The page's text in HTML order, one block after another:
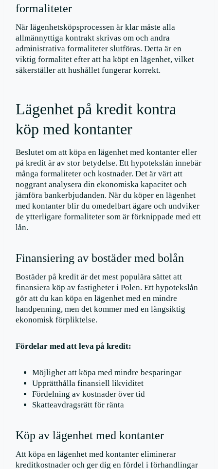
formaliteter
När lägenhetsköpsprocessen är klar måste alla
allmännyttiga kontrakt skrivas om och andra
administrativa formaliteter slutföras. Detta är en
viktig formalitet efter att ha köpt en lägenhet, vilket
säkerställer att hushållet fungerar korrekt.
Lägenhet på kredit kontra
köp med kontanter
Beslutet om att köpa en lägenhet med kontanter eller
på kredit är av stor betydelse. Ett hypotekslån innebär
många formaliteter och kostnader. Det är värt att
noggrant analysera din ekonomiska kapacitet och
jämföra bankerbjudanden. När du köper en lägenhet
med kontanter blir du omedelbart ägare och undviker
de ytterligare formaliteter som är förknippade med ett
lån.
Finansiering av bostäder med bolån
Bostäder på kredit är det mest populära sättet att
finansiera köp av fastigheter i Polen. Ett hypotekslån
gör att du kan köpa en lägenhet med en mindre
handpenning, men det kommer med en långsiktig
ekonomisk förpliktelse.
Fördelar med att leva på kredit:
Möjlighet att köpa med mindre besparingar
Upprätthålla finansiell likviditet
Fördelning av kostnader över tid
Skatteavdragsrätt för ränta
Köp av lägenhet med kontanter
Att köpa en lägenhet med kontanter eliminerar
kreditkostnader och ger dig en fördel i förhandlingar